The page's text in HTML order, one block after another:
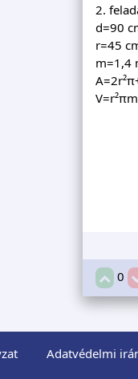
2.
d=90
r=45
m=1,4
0
Adatvédelmi